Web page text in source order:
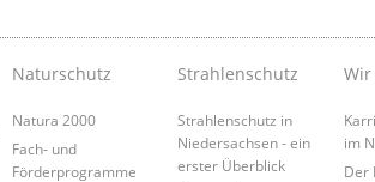
Naturschutz
Natura 2000
Fach- und
Förderprogramme
Strahlenschutz
Strahlenschutz in
Niedersachsen - ein
erster Überblick
im
Der